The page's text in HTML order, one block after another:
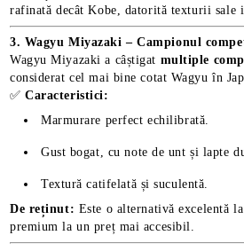
rafinată decât Kobe, datorită texturii sale
3. Wagyu Miyazaki – Campionul
Wagyu Miyazaki a câștigat multiple
considerat cel mai bine cotat Wagyu în
✅Caracteristici:
Marmurare perfect echilibrată.
Gust bogat, cu note de unt și lapte
Textură catifelată și suculentă.
De reținut: Este o alternativă excelentă
premium la un preț mai accesibil.